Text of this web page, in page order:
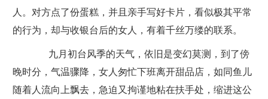
人。对方点了份蛋糕，并且亲手写好卡片，看似极其平常
的行为，却与收银台后的女人，有着千丝万缕的联系。
九月初台风季的天气，依旧是变幻莫测，到了傍
晚时分，气温骤降，女人匆忙下班离开甜品店，如同鱼儿
随着人流向上飘去，急迫又拘谨地粘在扶手处，缩进这公